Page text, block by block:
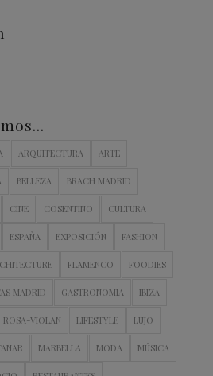
ARQUITECTURA ARTE
BELLEZA BRACH MADRID
CINE COSENTINO CULTURA
ESPAÑA EXPOSICIÓN FASHION
FLAMENCO FOODIES
MADRID GASTRONOMIA IBIZA
ROSA-VIOLAN LIFESTYLE LUJO
MARBELLA MODA MÚSICA